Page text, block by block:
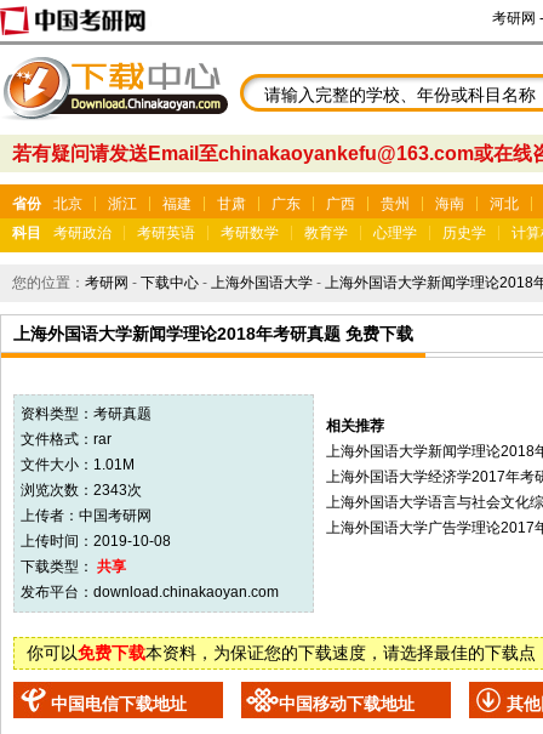
考研网
若有疑问请发送Email至chinakaoyankefu@163.com或在线
省份 北京 浙江 福建 甘肃 广东 广西 贵州 海南
河北
科目
考研政治 考研英语 考研数学 教育学 心理学 历史学 计
您的位置： 考研网 - 下载中心 - 上海外国语大学 - 上海外国语大学新闻学理论2018
上海外国语大学新闻学理论2018年考研真题 免费下载
资料类型： 考研真题
文件格式：rar
文件大小：1.01M
浏览次数：2343次
上传者： 中国考研网
上传时间：2019-10-08
下载类型： 共享
发布平台： download.chinakaoyan.com
相关推荐
上海外国语大学新闻学理论2018
上海外国语大学经济学2017年考
上海外国语大学语言与社会文化
上海外国语大学广告学理论2017
你可以免费下载本资料，为保证您的下载速度，请选择最佳的下载点
中国电信下载地址 中国移动下载地址 其